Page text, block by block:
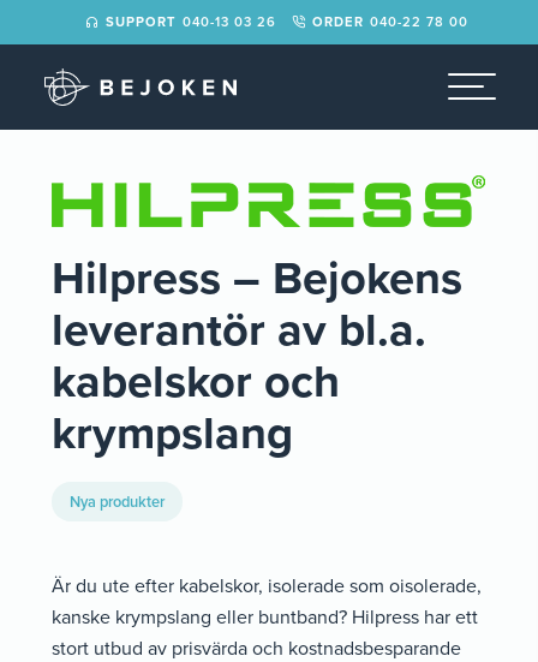
SUPPORT 040-13 03 26 ORDER 040-22 78 00
Hilpress – Bejokens
leverantör av bl.a.
kabelskor och
krympslang
Nya produkter
Är du ute efter kabelskor, isolerade som oisolerade,
kanske krympslang eller buntband? Hilpress har ett
stort utbud av prisvärda och kostnadsbesparande